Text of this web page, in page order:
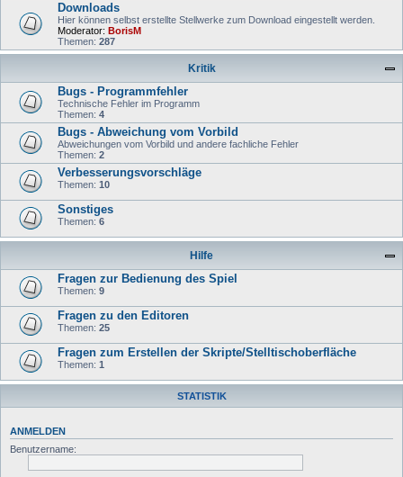
Downloads
Hier können selbst erstellte Stellwerke zum Download eingestellt werden.
Moderator: BorisM
Themen: 287
Kritik
Bugs - Programmfehler
Technische Fehler im Programm
Themen: 4
Bugs - Abweichung vom Vorbild
Abweichungen vom Vorbild und andere fachliche Fehler
Themen: 2
Verbesserungsvorschläge
Themen: 10
Sonstiges
Themen: 6
Hilfe
Fragen zur Bedienung des Spiel
Themen: 9
Fragen zu den Editoren
Themen: 25
Fragen zum Erstellen der Skripte/Stelltischoberfläche
Themen: 1
STATISTIK
ANMELDEN
Benutzername: